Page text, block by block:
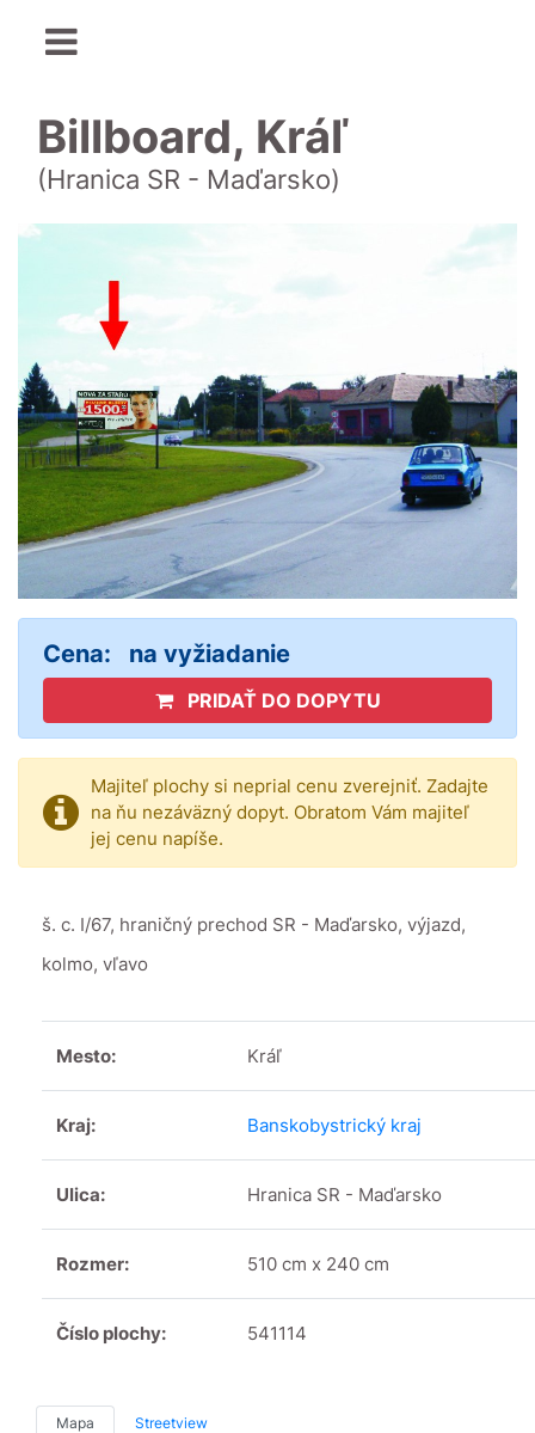
Billboard, Kráľ
(Hranica SR - Maďarsko)
Cena: na vyžiadanie
PRIDAŤ DO DOPYTU
Majiteľ plochy si neprial cenu zverejniť. Zadajte
na ňu nezáväzný dopyt. Obratom Vám majiteľ
jej cenu napíše.
š. c. I/67, hraničný prechod SR - Maďarsko, výjazd,
kolmo, vľavo
Mesto: Kráľ
Kraj: Banskobystrický kraj
Ulica: Hranica SR - Maďarsko
Rozmer: 510 cm x 240 cm
Číslo plochy: 541114
Mapa Streetview